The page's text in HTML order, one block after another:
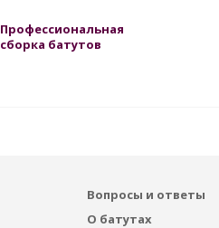
Профессиональная
сборка батутов
Вопросы и ответы
О батутах